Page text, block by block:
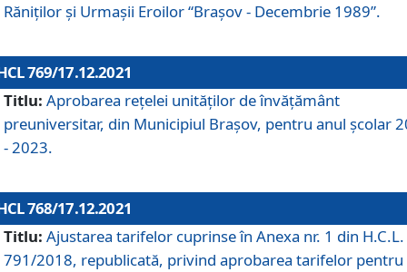
Răniţilor şi Urmaşii Eroilor “Braşov - Decembrie 1989”.
769/17.12.2021
Titlu: Aprobarea reţelei unităţilor de învăţământ
preuniversitar, din Municipiul Braşov, pentru anul şcolar
- 2023.
768/17.12.2021
Titlu: Ajustarea tarifelor cuprinse în Anexa nr. 1 din H.C.L.
791/2018, republicată, privind aprobarea tarifelor pentru